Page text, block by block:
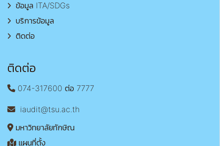
ข้อมูล ITA/SDGs
บริการข้อมูล
ติดต่อ
ติดต่อ
074-317600 ต่อ 7777
iaudit@tsu.ac.th
มหาวิทยาลัยทักษิณ
แผนที่ตั้ง